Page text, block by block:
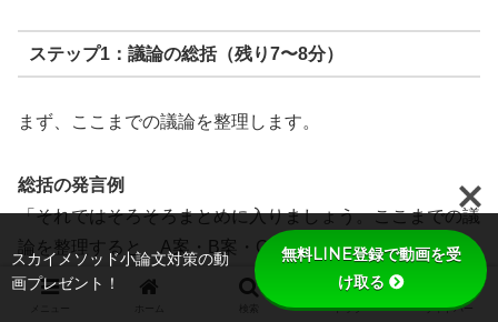
ステップ1：議論の総括（残り7〜8分）
まず、ここまでの議論を整理します。
総括の発言例
「それではそろそろまとめに入りましょう。ここまでの議
論を整理すると、A案・B案・C案の3つが出ました。それ
ぞれのメリット・デメリットは…」
トップ サイドバー
スカイメソッド小論文対策の動
画プレゼント！
無料LINE登録で動画を受
け取る